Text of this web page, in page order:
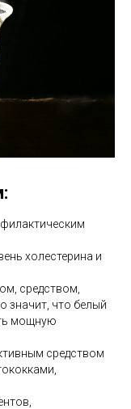
холестерина и
средством,
что белый
мощную
средством